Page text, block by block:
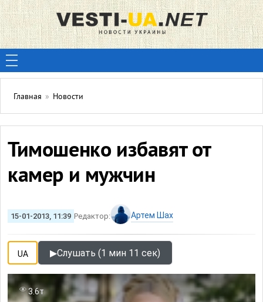
Главная » Новости
Тимошенко избавят от
камер и мужчин
15-01-2013, 11:39 Редактор: Артем Шах
UA ▶Слушать (1 мин 11 сек)
3.6т